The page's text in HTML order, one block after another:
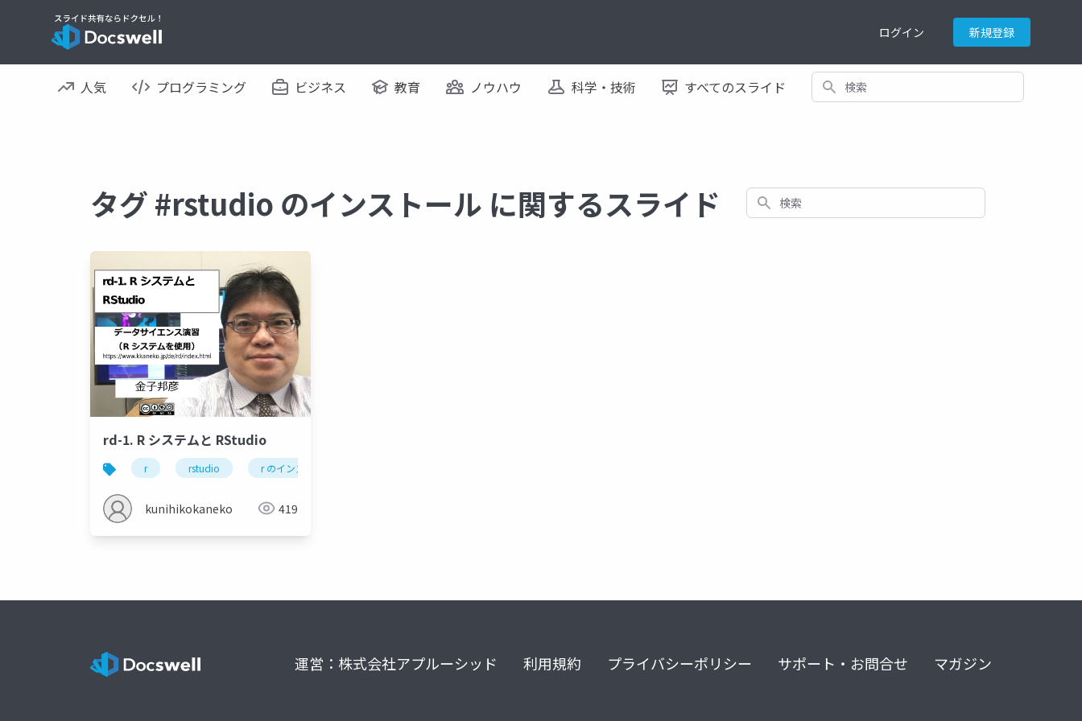
ログイン 新規登録
人気 プログラミング ビジネス 教育 ノウハウ 科学・技術 すべてのスライド 検索
タグ #rstudio のインストール に関するスライド 検索
rd-1. R システムと RStudio
r rstudio r のインストール
kunihikokaneko 419
運営：株式会社アプルーシッド 利用規約 プライバシーポリシー サポート・お問合せ マガジン